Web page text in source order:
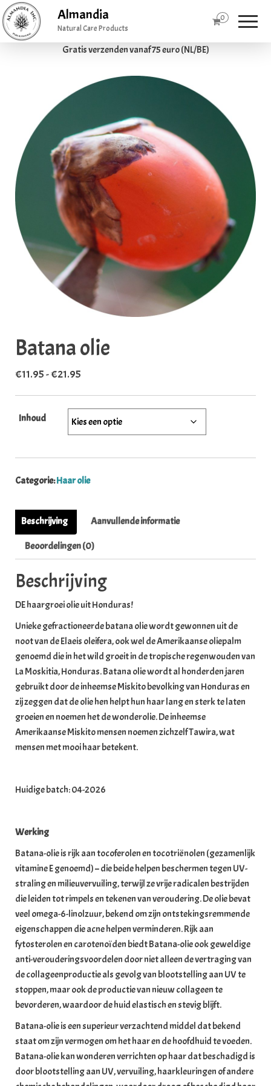
Gratis verzenden vanaf 75 euro (NL/BE)
Almandia
Natural Care Products
0
Batana olie
€11.95-€21.95
Inhoud
Categorie:Haar olie
Beschrijving Aanvullende informatie
Beoordelingen (0)
Beschrijving
DE haargroei olie uit Honduras!
Unieke gefractioneerde batana olie wordt gewonnen uit de
noot van de Elaeis oleifera, ook wel de Amerikaanse oliepalm
genoemd die in het wild groeit in de tropische regenwouden van
La Moskitia, Honduras. Batana olie wordt al honderden jaren
gebruikt door de inheemse Miskito bevolking van Honduras en
zij zeggen dat de olie hen helpt hun haar lang en sterk te laten
groeien en noemen het de wonderolie. De inheemse
Amerikaanse Miskito mensen noemen zichzelf Tawira, wat
mensen met mooi haar betekent.
Huidige batch: 04-2026
Werking
Batana-olie is rijk aan tocoferolen en tocotriënolen (gezamenlijk
vitamine E genoemd) – die beide helpen beschermen tegen UV-
straling en milieuvervuiling, terwijl ze vrije radicalen bestrijden
die leiden tot rimpels en tekenen van veroudering. De olie bevat
veel omega-6-linolzuur, bekend om zijn ontstekingsremmende
eigenschappen die acne helpen verminderen. Rijk aan
fytosterolen en carotenoïden biedt Batana-olie ook geweldige
anti-verouderingsvoordelen door niet alleen de vertraging van
de collageenproductie als gevolg van blootstelling aan UV te
stoppen, maar ook de productie van nieuw collageen te
bevorderen, waardoor de huid elastisch en stevig blijft.
Batana-olie is een superieur verzachtend middel dat bekend
staat om zijn vermogen om het haar en de hoofdhuid te voeden.
Batana-olie kan wonderen verrichten op haar dat beschadigd is
door blootstelling aan UV, vervuiling, haarkleuringen of andere